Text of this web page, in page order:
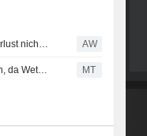
Gold verliert trotz Wertverlust nicht an Glanz AW
US-Aktienindizes steigen, da Wetten auf eine Fed-Pause nach unerwartetem Rückgang der Beschäftigung außerhalb der Landwirtschaft zunehmen MT